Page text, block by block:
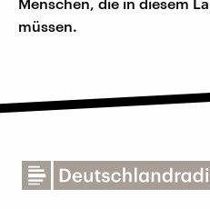
müssen.